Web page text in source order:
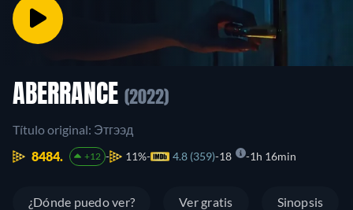
ABERRANCE (2022)
Título original: Этгээд
8484.
+12 11% 4.8 (359) 18 1h 16min
¿Dónde puedo ver? Ver gratis Sinopsis